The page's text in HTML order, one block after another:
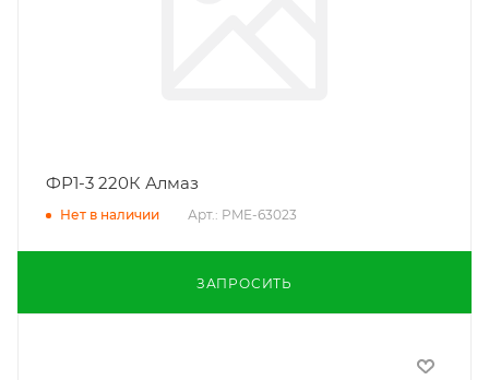
ФР1-3 220К Алмаз
Нет в наличии Арт.: PME-63023
ЗАПРОСИТЬ